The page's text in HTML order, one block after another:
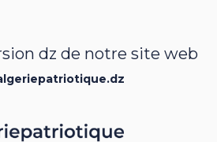
dz de notre site web